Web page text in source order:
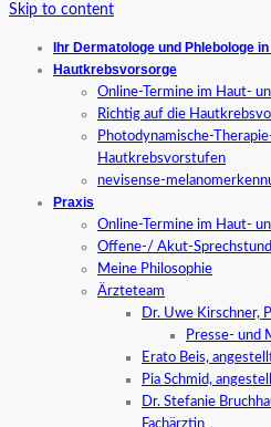
Skip to content
Ihr Dermatologe und Phlebologe in
Hautkrebsvorsorge
Online-Termine im Haut-
Richtig auf die
Photodynamische-
Hautkrebsvorstufen
nevisense-
Praxis
Online-Termine im Haut-
Offene-/ Akut-
Meine Philosophie
Ärzteteam
Dr. Uwe Kirschner,
Presse- und
Erato Beis,
Pia Schmid,
Dr. Stefanie
Fachärztin